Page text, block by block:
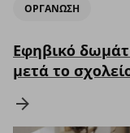
ΟΡΓΑΝΩΣΗ
Εφηβικό
μετά το